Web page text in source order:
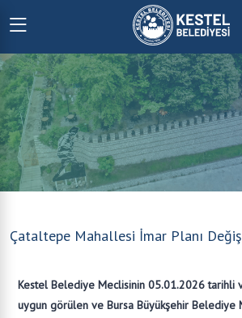
Çataltepe Mahallesi İmar Planı
Kestel Belediye Meclisinin 05.01.2026 tarihli
uygun görülen ve Bursa Büyükşehir Belediye